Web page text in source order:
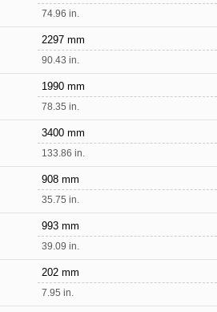
74.96 in.
2297 mm
90.43 in.
1990 mm
78.35 in.
3400 mm
133.86 in.
908 mm
35.75 in.
993 mm
39.09 in.
202 mm
7.95 in.